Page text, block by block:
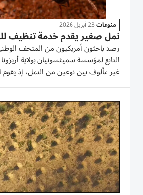
منوعات23 أبريل 2026
نمل صغير يقدم خدمة تنظيف
رصد باحثون أمريكيون من المتحف
التابع لمؤسسة سميثسونيان بولاية
غير مألوف بين نوعين من النمل، إذ
الصغير بتنظيف النمل الحاصد الأكبر